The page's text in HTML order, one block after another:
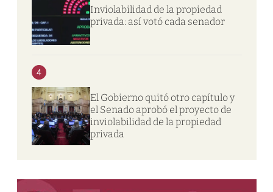
Inviolabilidad de la propiedad
privada: así votó cada senador
4
El Gobierno quitó otro capítulo y
el Senado aprobó el proyecto de
inviolabilidad de la propiedad
privada